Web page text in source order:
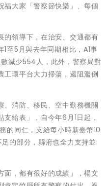
福大家「警察節快樂」、每個
的領導下，在治安、交通都有
至5月與去年同期相比，A1事
減少554人，此外，警察局對
工環平台大力掃蕩，遏阻濫倒
、消防、移民、空中勤務機關
給表」，自今年6月1日起，
的同仁，支給每小時新臺幣10
的部分，縣府也全力支持並
面，都有很好的成績」，楊文